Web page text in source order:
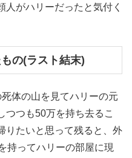
人がハリーだったと気付く
の(ラスト結末)
体の山を見てハリーの元
つつも50万を持ち去るこ
りたいと思って残ると、外
持ってハリーの部屋に現